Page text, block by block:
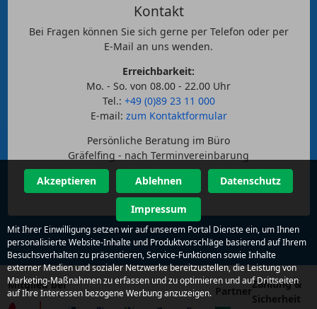
Kontakt
Bei Fragen können Sie sich gerne per Telefon oder per
E-Mail an uns wenden.
Erreichbarkeit:
Mo. - So. von 08.00 - 22.00 Uhr
Tel.: +49 (0)89 23 11 000
E-mail: zum Kontaktformular
Persönliche Beratung im Büro
Gräfelfing - nach Terminvereinbarung
Mitglied bei Partner
Zahlung &
Sicherheit
Akzeptieren Ablehnen Datenschutz
Impressum
Mit Ihrer Einwilligung setzen wir auf unserem Portal Dienste ein, um Ihnen
personalisierte Website-Inhalte und Produktvorschläge basierend auf Ihrem
Besuchsverhalten zu präsentieren, Service-Funktionen sowie Inhalte
externer Medien und sozialer Netzwerke bereitzustellen, die Leistung von
Marketing-Maßnahmen zu erfassen und zu optimieren und auf Drittseiten
auf Ihre Interessen bezogene Werbung anzuzeigen.